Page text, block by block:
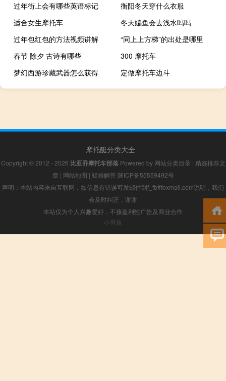
过年街上会有哪些英语标记
衡阳冬天穿什么衣服
适合女生摩托车
冬天鳊鱼会去浅水吗吗
过年包红包的方法视频讲解
“同上上方梯”的出处是哪里
春节 除夕 古诗有哪些
300 摩托车
梦幻西游珍藏武器怎么获得
定做摩托车边斗
摩托艇分类大全
Copyright © 2012 - 2026 比亚乔摩托车部落Powered by 网站分类目录 | 精选推荐文
章 | 网站地图 | 疑难解答 陕ICP备55559492号
声明：本站内容来自互联网，如信息有错误可发邮件到f_fb#foxmail.com说明，我们
会及时纠正，谢谢
本站仅为个人兴趣爱好，不接盈利性广告及商业合作
小男孩